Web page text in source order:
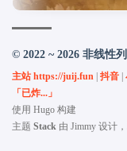
© 2022 ~ 2026 非线性
主站 https://juij.fun 抖音
「已炸...」
使用 Hugo 构建
主题 Stack 由 Jimmy 设计